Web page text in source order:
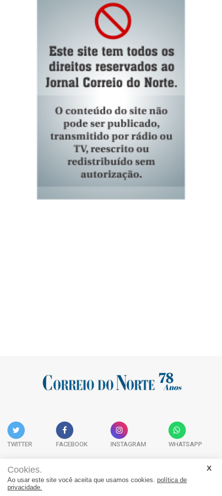
TWITTER FACEBOOK INSTAGRAM WHATSAPP
Acervo Digital Fale Conosco Quem Somos
Cookies.
Ao usar este site você aceita que usamos cookies. política de
privacidade.